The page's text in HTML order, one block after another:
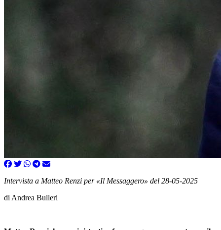
Intervista a Matteo Renzi per «Il Messaggero» del 28-05-2025
di Andrea Bulleri